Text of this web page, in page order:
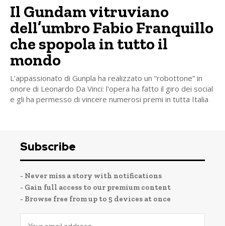
Il Gundam vitruviano
dell’umbro Fabio Franquillo
che spopola in tutto il
mondo
L'appassionato di Gunpla ha realizzato un “robottone” in
onore di Leonardo Da Vinci: l'opera ha fatto il giro dei social
e gli ha permesso di vincere numerosi premi in tutta Italia
Subscribe
- Never miss a story with notifications
- Gain full access to our premium content
- Browse free from up to 5 devices at once